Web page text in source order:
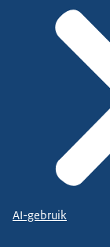
AI-gebruik